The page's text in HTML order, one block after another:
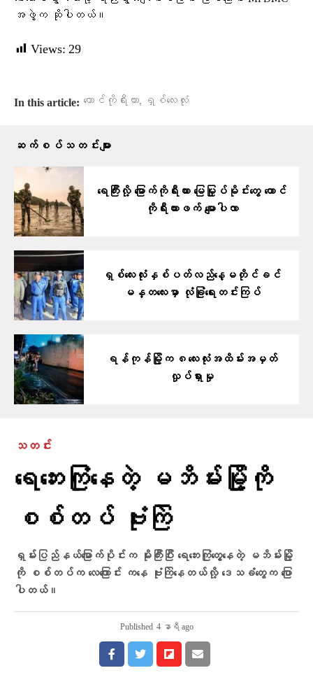
အဖွဲ့က ဆိုပါတယ်။
Views: 29
In this article: တောင်ကိုရီးယား, ရှစ်လေးလုံး
ဆက်စပ်သတင်းများ
ရေကြီးလို့ မြောက်ကိုရီးယား မြေမြှုပ်မိုင်းတွေ တောင်
ကိုရီးယားဖက် မျောပါလာ
ရှစ်လေးလုံးနှစ်ပတ်လည်နေ့မတိုင်ခင်
မန္တလေးမှာ လုံခြုံရေးတင်းကြပ်
ရန်ကုန်မြို့က ၈လေးလုံးအထိမ်းအမှတ်
လှုပ်ရှားမှု
သတင်း
ရေဘေးကြုံနေတဲ့ မဘိမ်းမြို့ကို
စစ်တပ် ဗုံးကြဲ
ရှမ်းပြည်နယ်မြောက်ပိုင်းက မိုးကြီးပြီး ရေဘေးကြုံတွေ့နေတဲ့ မဘိမ်းမြို့
ကို စစ်တပ်က လေကြောင်း ကနေ ဗုံးကြဲနေတယ်လို့ ဒေသခံတွေက ပြော
ပါတယ်။
Published 4 နာရီ ago